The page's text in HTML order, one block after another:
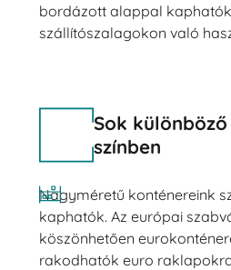
bordázott alappal
szállítószalagokon való
Sok
színben
Nagyméretű konténereink
kaphatók. Az európai
köszönhetően
rakodhatók euro